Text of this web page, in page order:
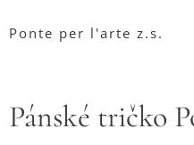
Ponte per l'arte z.s.
Pánské tričko